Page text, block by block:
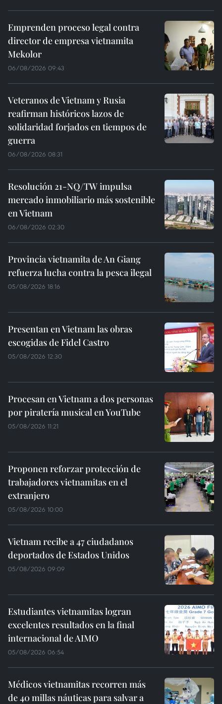
Emprenden proceso legal contra
director de empresa vietnamita
Mekolor
06/08/2026 09:43
Veteranos de Vietnam y Rusia
reafirman históricos lazos de
solidaridad forjados en tiempos de
guerra
06/08/2026 08:31
Resolución 21-NQ/TW impulsa
mercado inmobiliario más sostenible
en Vietnam
06/08/2026 02:30
Provincia vietnamita de An Giang
refuerza lucha contra la pesca ilegal
05/08/2026 18:16
Presentan en Vietnam las obras
escogidas de Fidel Castro
05/08/2026 12:30
Procesan en Vietnam a dos personas
por piratería musical en YouTube
05/08/2026 11:21
Proponen reforzar protección de
trabajadores vietnamitas en el
extranjero
05/08/2026 10:00
Vietnam recibe a 47 ciudadanos
deportados de Estados Unidos
05/08/2026 09:09
Estudiantes vietnamitas logran
excelentes resultados en la final
internacional de AIMO
05/08/2026 06:54
Médicos vietnamitas recorren más
de 40 millas náuticas para salvar a